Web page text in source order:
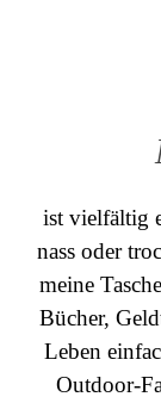
ist vielfältig
nass oder
meine
Bücher,
Leben
Outdoor-